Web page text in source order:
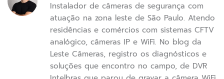
Instalador de câmeras de segurança com
atuação na zona leste de São Paulo. Atendo
residências e comércios com sistemas CFTV
analógico, câmeras IP e WiFi. No blog da
Leste Câmeras, registro os diagnósticos e
soluções que encontro no campo, de DVR